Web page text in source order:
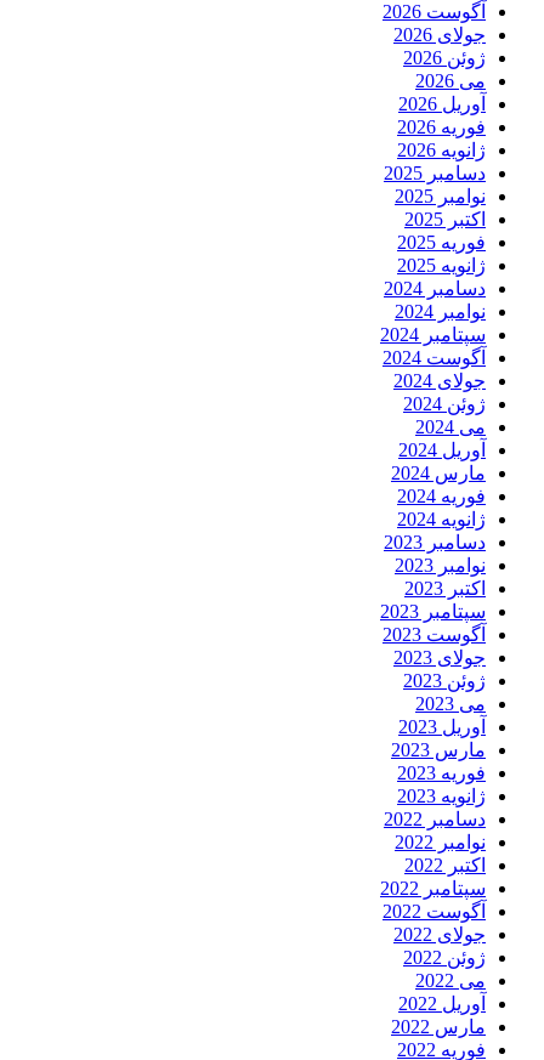
آگوست 2026
جولای 2026
ژوئن 2026
می 2026
آوریل 2026
فوریه 2026
ژانویه 2026
دسامبر 2025
نوامبر 2025
اکتبر 2025
فوریه 2025
ژانویه 2025
دسامبر 2024
نوامبر 2024
سپتامبر 2024
آگوست 2024
جولای 2024
ژوئن 2024
می 2024
آوریل 2024
مارس 2024
فوریه 2024
ژانویه 2024
دسامبر 2023
نوامبر 2023
اکتبر 2023
سپتامبر 2023
آگوست 2023
جولای 2023
ژوئن 2023
می 2023
آوریل 2023
مارس 2023
فوریه 2023
ژانویه 2023
دسامبر 2022
نوامبر 2022
اکتبر 2022
سپتامبر 2022
آگوست 2022
جولای 2022
ژوئن 2022
می 2022
آوریل 2022
مارس 2022
فوریه 2022